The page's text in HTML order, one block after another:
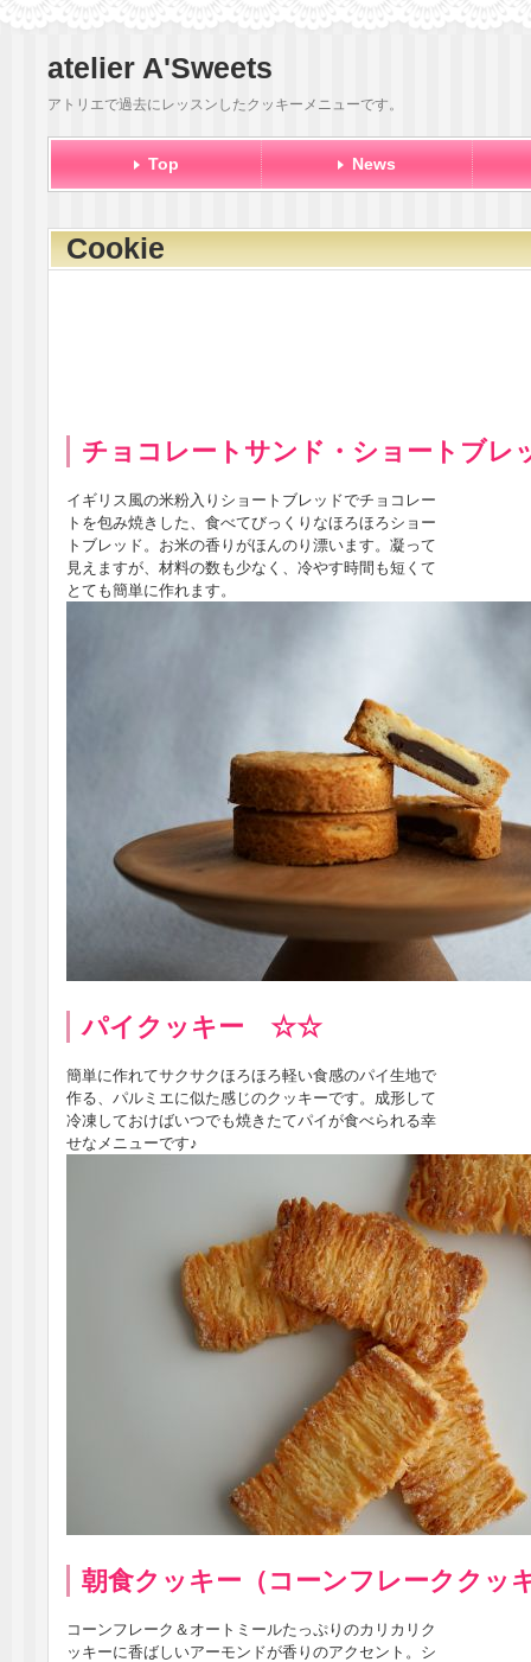
atelier A'Sweets
アトリエで過去にレッスンしたクッキーメニューです。
Top News
Cookie
チョコレートサンド・ショートブ
イギリス風の米粉入りショートブレッドでチョコレー
トを包み焼きした、食べてびっくりなほろほろショー
トブレッド。お米の香りがほんのり漂います。凝って
見えますが、材料の数も少なく、冷やす時間も短くて
とても簡単に作れます。
パイクッキー ☆☆
簡単に作れてサクサクほろほろ軽い食感のパイ生地で
作る、パルミエに似た感じのクッキーです。成形して
冷凍しておけばいつでも焼きたてパイが食べられる幸
せなメニューです♪
朝食クッキー（コーンフレークク
コーンフレーク＆オートミールたっぷりのカリカリク
ッキーに香ばしいアーモンドが香りのアクセント。シ